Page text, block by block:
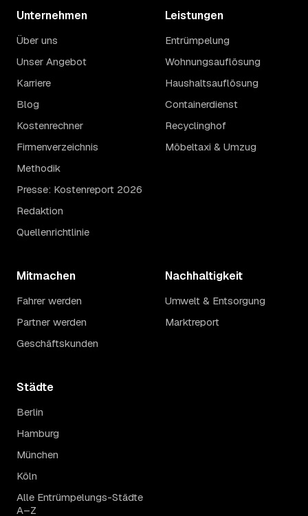
Unternehmen
Über uns
Unser Angebot
Karriere
Blog
Kostenrechner
Firmenverzeichnis
Methodik
Presse: Kostenreport 2026
Redaktion
Quellenrichtlinie
Leistungen
Entrümpelung
Wohnungsauflösung
Haushaltsauflösung
Containerdienst
Recyclinghof
Möbeltaxi & Umzug
Mitmachen
Fahrer werden
Partner werden
Geschäftskunden
Nachhaltigkeit
Umwelt & Entsorgung
Marktreport
Städte
Berlin
Hamburg
München
Köln
Alle Entrümpelungs-Städte
A–Z